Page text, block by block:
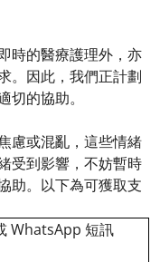
時的醫療護理外，亦
。因此，我們正計劃
的協助。
慮或混亂，這些情緒
受到影響，不妨暫時
助。以下為可獲取支
WhatsApp 短訊